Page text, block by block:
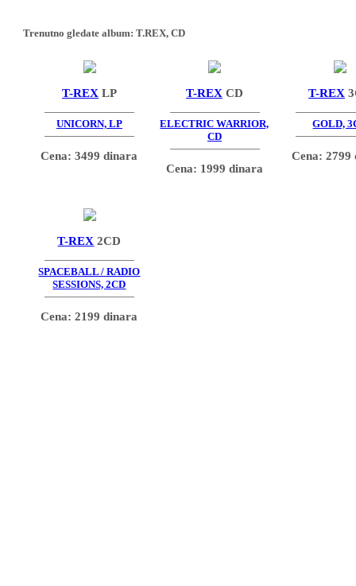
Trenutno gledate album: T.REX, CD
T-REX LP
UNICORN, LP
Cena: 3499 dinara
T-REX CD
ELECTRIC WARRIOR,
CD
Cena: 1999 dinara
T-REX
GOLD,
Cena: 2799
T-REX 2CD
SPACEBALL / RADIO
SESSIONS, 2CD
Cena: 2199 dinara